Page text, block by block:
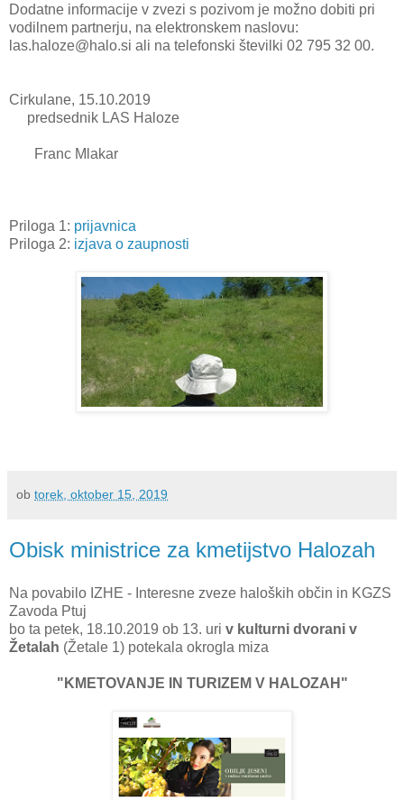
Dodatne informacije v zvezi s pozivom je možno dobiti pri
vodilnem partnerju, na elektronskem naslovu:
las.haloze@halo.si ali na telefonski številki 02 795 32 00.
Cirkulane, 15.10.2019
predsednik LAS Haloze
Franc Mlakar
Priloga 1: prijavnica
Priloga 2: izjava o zaupnosti
ob torek, oktober 15, 2019
Obisk ministrice za kmetijstvo Halozah
Na povabilo IZHE - Interesne zveze haloških občin in KGZS
Zavoda Ptuj
bo ta petek, 18.10.2019 ob 13. uri v kulturni dvorani v
Žetalah (Žetale 1) potekala okrogla miza
"KMETOVANJE IN TURIZEM V HALOZAH"